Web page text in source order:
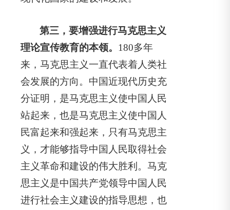
第三，要增强进行马克思主义
理论宣传教育的本领。 180多年
来，马克思主义一直代表着人类社
会发展的方向。中国近现代历史充
分证明，是马克思主义使中国人民
站起来，也是马克思主义使中国人
民富起来和强起来，只有马克思主
义，才能够指导中国人民取得社会
主义革命和建设的伟大胜利。马克
思主义是中国共产党领导中国人民
进行社会主义建设的指导思想，也